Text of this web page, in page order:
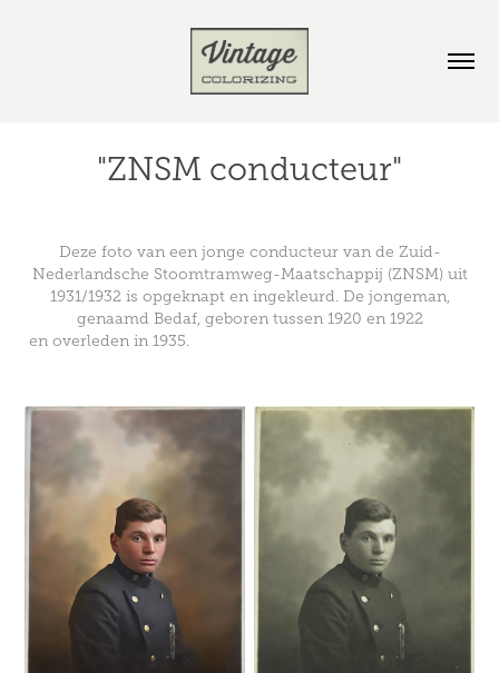
"ZNSM conducteur"
Deze foto van een jonge conducteur van de Zuid-
Nederlandsche Stoomtramweg-Maatschappij (ZNSM) uit
1931/1932 is opgeknapt en ingekleurd. De jongeman,
genaamd Bedaf, geboren tussen 1920 en 1922
en overleden in 1935.